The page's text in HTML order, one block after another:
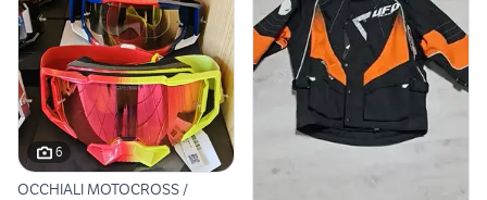
6
OCCHIALI MOTOCROSS /